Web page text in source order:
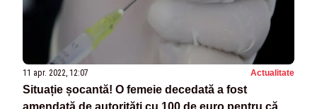
11 apr. 2022, 12:07 Actualitate
Situație șocantă! O femeie decedată a fost
amendată de autorități cu 100 de euro pentru că